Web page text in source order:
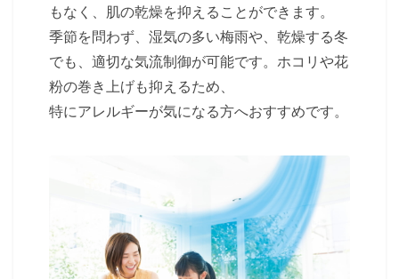
もなく、肌の乾燥を抑えることができます。
季節を問わず、湿気の多い梅雨や、乾燥する冬
でも、適切な気流制御が可能です。ホコリや花
粉の巻き上げも抑えるため、
特にアレルギーが気になる方へおすすめです。